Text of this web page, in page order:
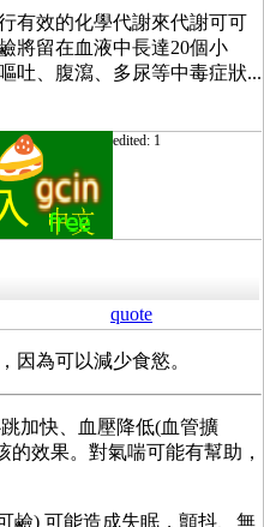
有效的化學代謝來代謝可可
將留在血液中長達20個小
吐、腹瀉、多尿等中毒症狀...
edited: 1
quote
因為可以減少食慾。
跳加快、血壓降低(血管擴
的效果。對氣喘可能有幫助，
鹼) 可能造成失眠，顫抖、無